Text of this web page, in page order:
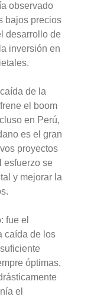
observado
bajos precios
desarrollo de
inversión en
de la
el boom
en Perú,
es el gran
proyectos
esfuerzo se
y mejorar la
fue el
caída de los
óptimas,
el